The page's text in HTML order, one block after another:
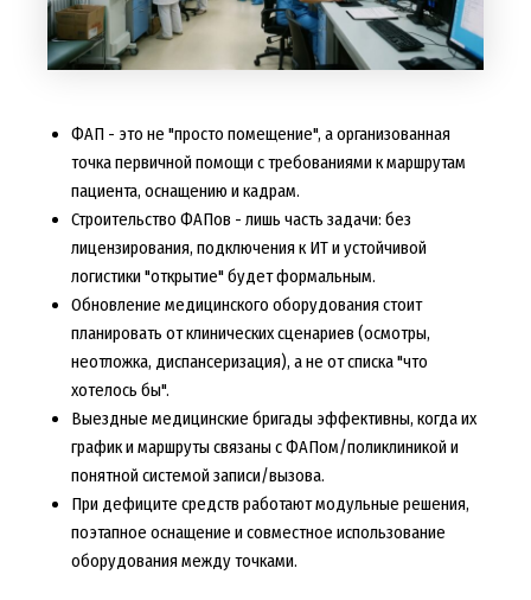
ФАП - это не "просто помещение", а организованная
точка первичной помощи с требованиями к маршрутам
пациента, оснащению и кадрам.
Строительство ФАПов - лишь часть задачи: без
лицензирования, подключения к ИТ и устойчивой
логистики "открытие" будет формальным.
Обновление медицинского оборудования стоит
планировать от клинических сценариев (осмотры,
неотложка, диспансеризация), а не от списка "что
хотелось бы".
Выездные медицинские бригады эффективны, когда их
график и маршруты связаны с ФАПом/поликлиникой и
понятной системой записи/вызова.
При дефиците средств работают модульные решения,
поэтапное оснащение и совместное использование
оборудования между точками.